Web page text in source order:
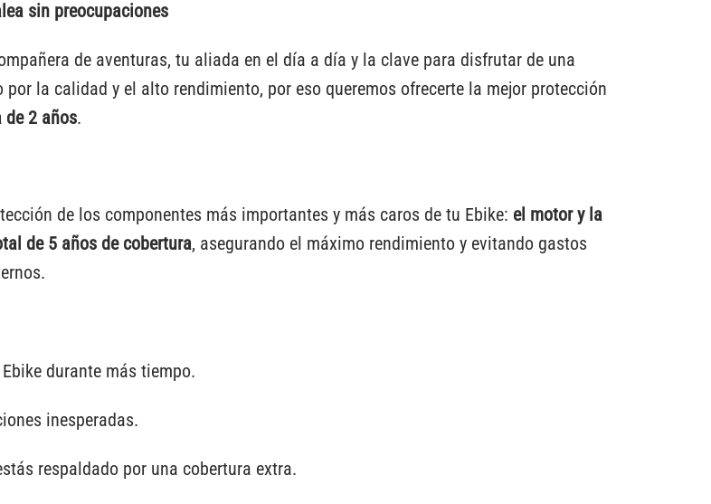
sin preocupaciones
de aventuras, tu aliada en el día a día y la clave para disfrutar de una
la calidad y el alto rendimiento, por eso queremos ofrecerte la mejor protección
de 2 años.
de los componentes más importantes y más caros de tu Ebike: el motor y la
de 5 años de cobertura, asegurando el máximo rendimiento y evitando gastos
durante más tiempo.
inesperadas.
respaldado por una cobertura extra.